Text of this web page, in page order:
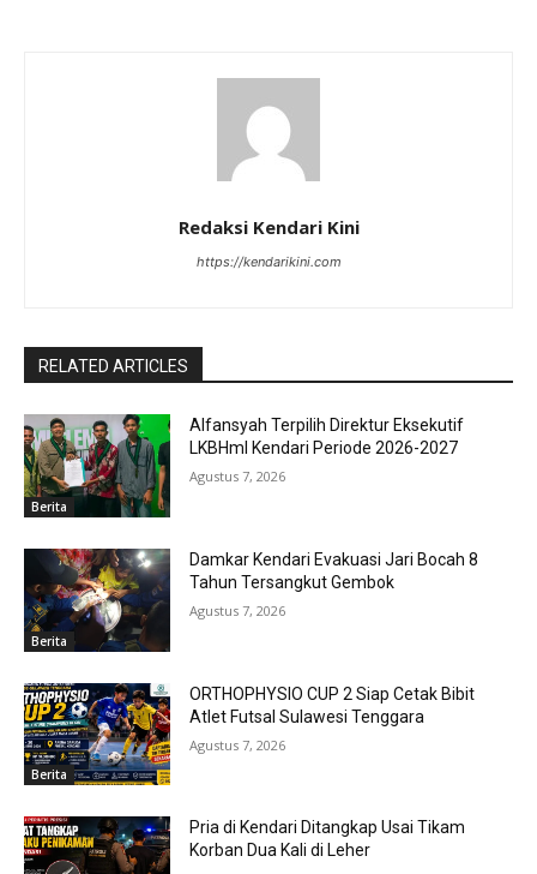
Redaksi Kendari Kini
https://kendarikini.com
RELATED ARTICLES
Berita
Alfansyah Terpilih Direktur Eksekutif
LKBHmI Kendari Periode 2026-2027
Agustus 7, 2026
Berita
Damkar Kendari Evakuasi Jari Bocah 8
Tahun Tersangkut Gembok
Agustus 7, 2026
Berita
ORTHOPHYSIO CUP 2 Siap Cetak Bibit
Atlet Futsal Sulawesi Tenggara
Agustus 7, 2026
Pria di Kendari Ditangkap Usai Tikam
Korban Dua Kali di Leher